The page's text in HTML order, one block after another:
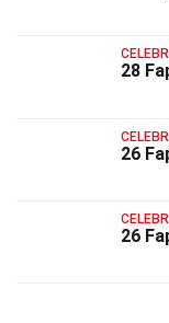
28
26
26